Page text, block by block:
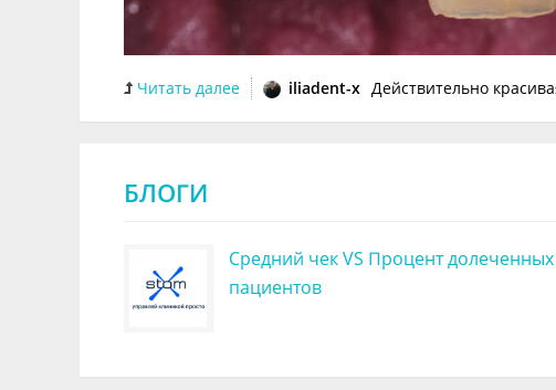
Читать далее 1
БЛОГИ
Средний чек VS Процент долеченных
пациентов